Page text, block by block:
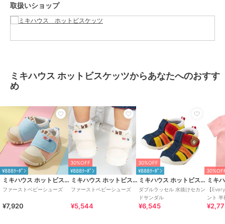
着地するたびに広がる赤ちゃんの足の指。
この指の動きを妨げることなく指を使って地面をつかむように歩ける
■フレックスソール
を助け、土踏まずの形成を促します。
■つま先のそり返し
つま先が少しあがっているので、歩き始めの赤ちゃんがつまずきにく
い。
■甲は面ファスナー
大きくベルトが開き、履かせやすくなっています。
面ファスナーで調節できるので、甲高の赤ちゃんの足にもフィットし
取扱いショップ
ミキハウス ホットビスケッツからあなたへのおすす
め
¥888ｸｰﾎﾟﾝ
ミキハウス ホットビスケッツ
ファーストベビーシューズ
¥7,920
30%OFF
¥888ｸｰﾎﾟﾝ
ミキハウス ホットビスケッツ
ファーストベビーシューズ
¥5,544
30%OFF
¥888ｸｰﾎﾟﾝ
ミキハウス ホットビスケッツ
ダブルラッセル 水抜けセカン
ドサンダル
¥6,545
【
ント 半